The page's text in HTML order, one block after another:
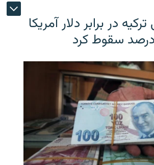
در برابر دلار آمریکا